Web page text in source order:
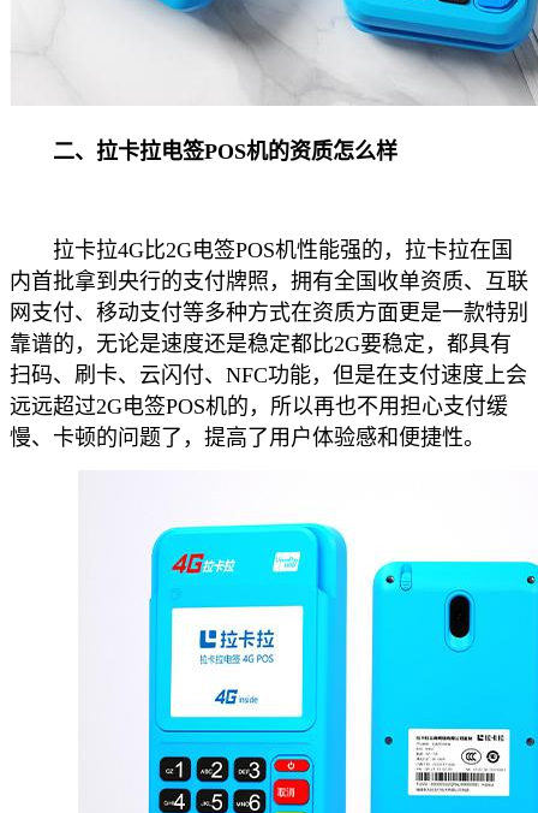
二、拉卡拉电签POS机的资质怎么样
拉卡拉4G比2G电签POS机性能强的，拉卡拉在国
内首批拿到央行的支付牌照，拥有全国收单资质、互联
网支付、移动支付等多种方式在资质方面更是一款特别
靠谱的，无论是速度还是稳定都比2G要稳定，都具有
扫码、刷卡、云闪付、NFC功能，但是在支付速度上会
远远超过2G电签POS机的，所以再也不用担心支付缓
慢、卡顿的问题了，提高了用户体验感和便捷性。